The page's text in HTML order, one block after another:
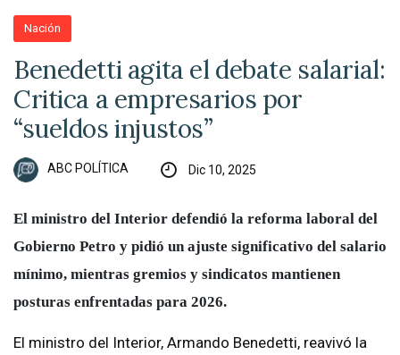
Nación
Benedetti agita el debate salarial:
Critica a empresarios por
“sueldos injustos”
ABC POLÍTICA Dic 10, 2025
El ministro del Interior defendió la reforma laboral del
Gobierno Petro y pidió un ajuste significativo del salario
mínimo, mientras gremios y sindicatos mantienen
posturas enfrentadas para 2026.
El ministro del Interior, Armando Benedetti, reavivó la